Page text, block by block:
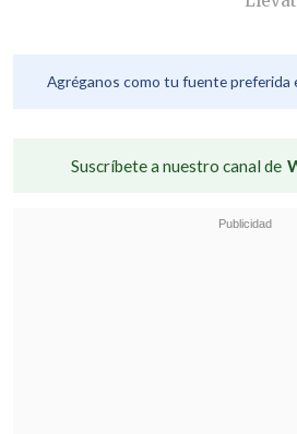
Agréganos como tu fuente preferida
Suscríbete a nuestro canal de